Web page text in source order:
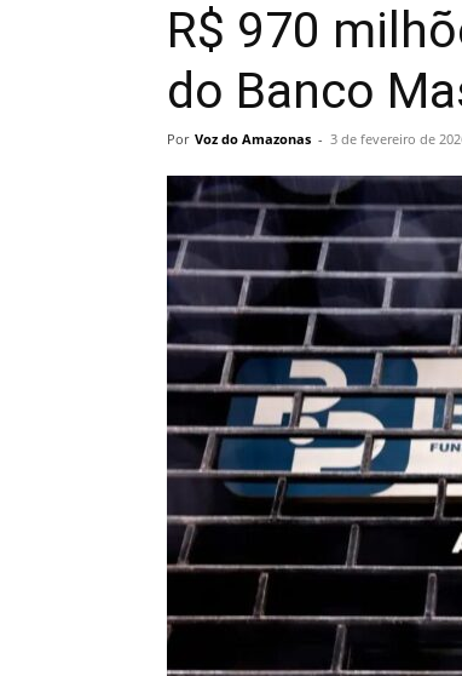
R$ 970
do Banco
Por Voz do Amazonas - 3 de fevereiro de